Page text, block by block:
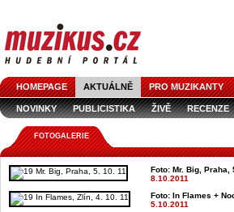
HOMEPAGE AKTUÁLNĚ PRO MUZIKANTY
NOVINKY PUBLICISTIKA ŽIVĚ RECENZE
FOTOGALERIE
Foto: Mr. Big, Praha,
8.10.2011
Foto: In Flames +
5.10.2011